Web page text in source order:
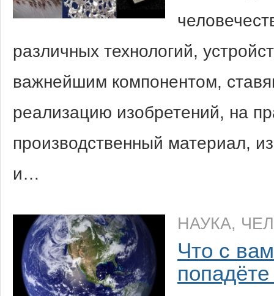
различных технологий,
важнейшим компонентом,
реализацию изобретений, на
производственный материал,
и…
НАУКА,
Что с